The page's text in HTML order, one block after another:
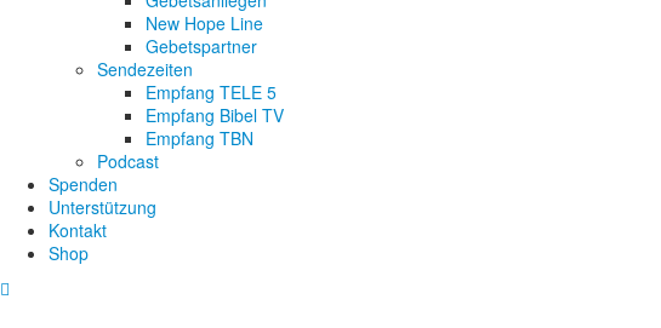
New Hope Line
Gebetspartner
Sendezeiten
Empfang TELE 5
Empfang Bibel TV
Empfang TBN
Podcast
Spenden
Unterstützung
Kontakt
Shop